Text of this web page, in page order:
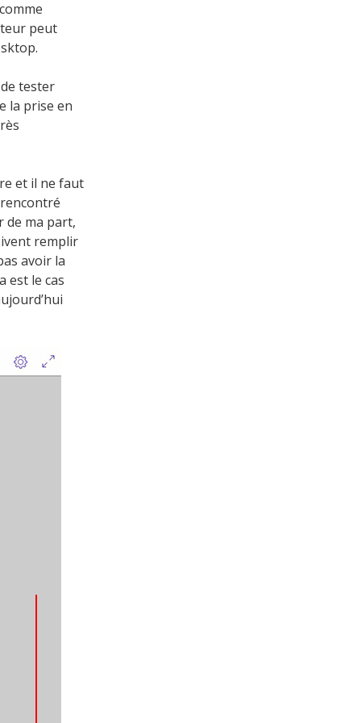
peut
de tester
la prise en
et il ne faut
de ma part,
remplir
avoir la
est le cas